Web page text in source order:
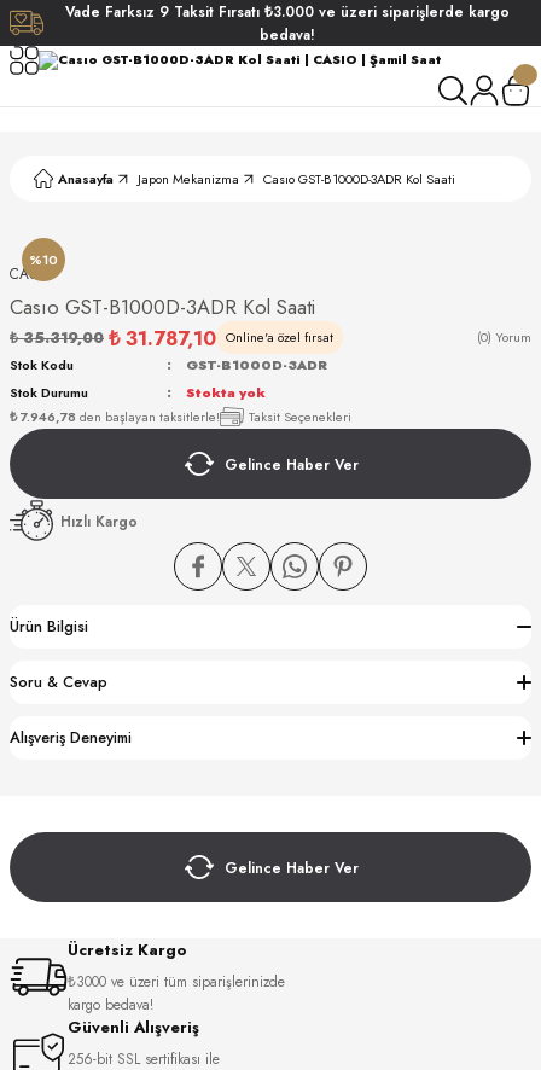
Vade Farksız 9 Taksit Fırsatı ₺3.000 ve üzeri siparişlerde kargo
bedava!
Anasayfa Japon Mekanizma Casıo GST-B1000D-3ADR Kol Saati
%10
CASIO
Casıo GST-B1000D-3ADR Kol Saati
₺ 35.319,00 ₺ 31.787,10 Online'a özel fırsat (0) Yorum
₺ 7.946,78 den başlayan taksitlerle! Taksit Seçenekleri
Stok Kodu
GST-B1000D-3ADR
Stok Durumu
Stokta yok
Gelince Haber Ver
Hızlı Kargo
Ürün Bilgisi
Soru & Cevap
Alışveriş Deneyimi
Gelince Haber Ver
Ücretsiz Kargo
₺3000 ve üzeri tüm siparişlerinizde
kargo bedava!
Güvenli Alışveriş
256-bit SSL sertifikası ile